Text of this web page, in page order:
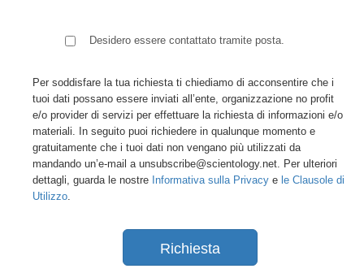
Desidero essere contattato tramite posta.
Per soddisfare la tua richiesta ti chiediamo di acconsentire che i
tuoi dati possano essere inviati all’ente, organizzazione no profit
e/o provider di servizi per effettuare la richiesta di informazioni e/o
materiali. In seguito puoi richiedere in qualunque momento e
gratuitamente che i tuoi dati non vengano più utilizzati da
mandando un’e-mail a unsubscribe@scientology.net. Per ulteriori
dettagli, guarda le nostre Informativa sulla Privacy e le Clausole di
Utilizzo.
Richiesta